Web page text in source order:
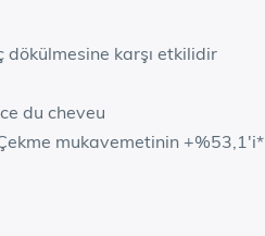
dökülmesine karşı etkilidir
du cheveu
mukavemetinin +%53,1'i*